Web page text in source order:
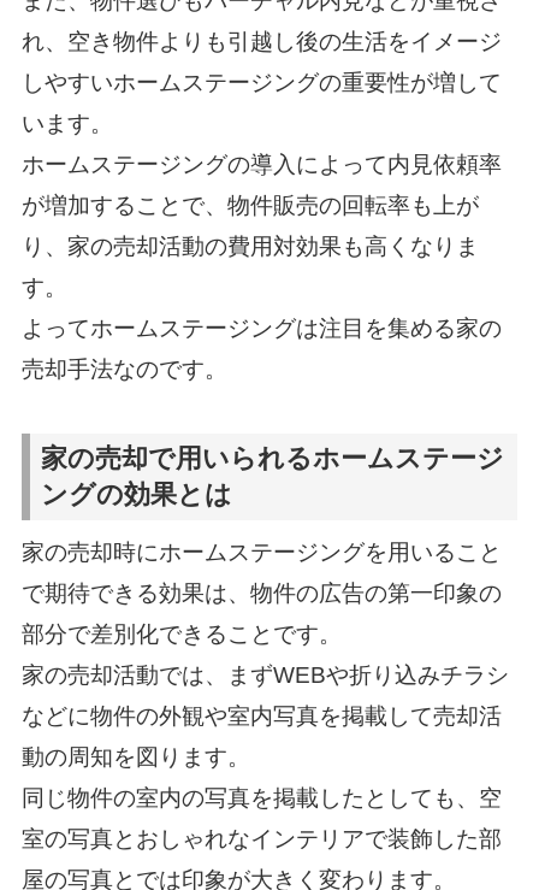
れ、空き物件よりも引越し後の生活をイメージ
しやすいホームステージングの重要性が増して
います。
ホームステージングの導入によって内見依頼率
が増加することで、物件販売の回転率も上が
り、家の売却活動の費用対効果も高くなりま
す。
よってホームステージングは注目を集める家の
売却手法なのです。
家の売却で用いられるホームステージ
ングの効果とは
家の売却時にホームステージングを用いること
で期待できる効果は、物件の広告の第一印象の
部分で差別化できることです。
家の売却活動では、まずWEBや折り込みチラシ
などに物件の外観や室内写真を掲載して売却活
動の周知を図ります。
同じ物件の室内の写真を掲載したとしても、空
室の写真とおしゃれなインテリアで装飾した部
屋の写真とでは印象が大きく変わります。